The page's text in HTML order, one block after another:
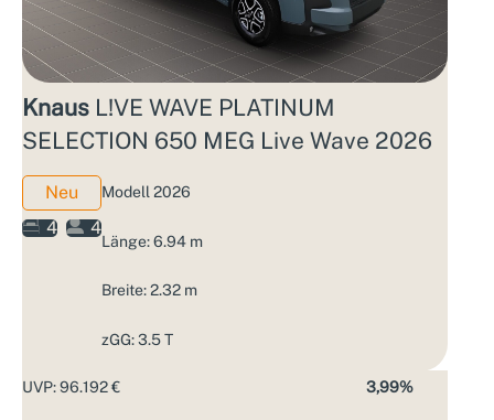
Knaus L!VE WAVE PLATINUM
SELECTION 650 MEG Live Wave 2026
Neu
4
4
Modell 2026
Länge: 6.94 m
Breite: 2.32 m
zGG: 3.5 T
UVP: 96.192 € 3,99%